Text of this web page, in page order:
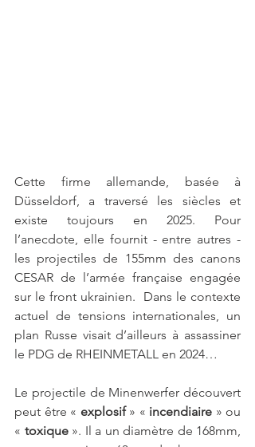
Cette firme allemande, basée à
Düsseldorf, a traversé les siècles et
existe toujours en 2025. Pour
l’anecdote, elle fournit - entre autres -
les projectiles de 155mm des canons
CESAR de l’armée française engagée
sur le front ukrainien.  Dans le contexte
actuel de tensions internationales, un
plan Russe visait d’ailleurs à assassiner
le PDG de RHEINMETALL en 2024…
Le projectile de Minenwerfer découvert
peut être « explosif » « incendiaire » ou
« toxique ». Il a un diamètre de 168mm,